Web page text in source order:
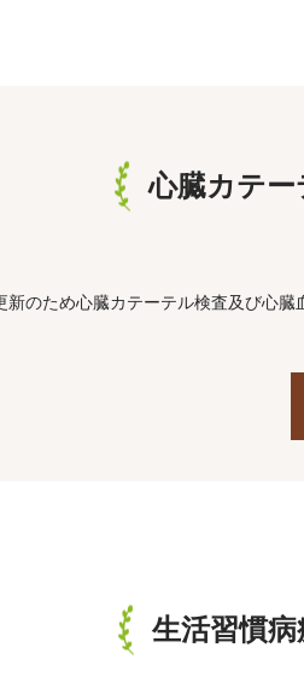
心臓カテ
新のため心臓カテーテル検査及び心
生活習慣